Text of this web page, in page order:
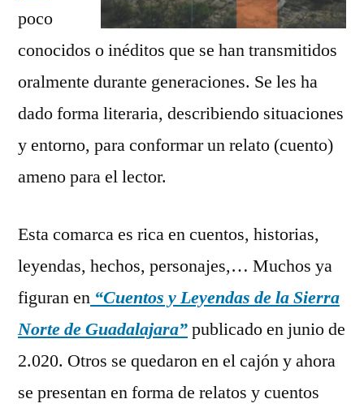
poco
conocidos o inéditos que se han transmitidos
oralmente durante generaciones. Se les ha
dado forma literaria, describiendo situaciones
y entorno, para conformar un relato (cuento)
ameno para el lector.
Esta comarca es rica en cuentos, historias,
leyendas, hechos, personajes,… Muchos ya
figuran en “Cuentos y Leyendas de la Sierra
Norte de Guadalajara”publicado en junio de
2.020. Otros se quedaron en el cajón y ahora
se presentan en forma de relatos y cuentos